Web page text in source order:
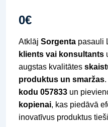
0€
Atklāj Sorgenta pasauli
klients vai konsultants
augstas kvalitātes
produktus un smaržas
kodu 057833 un
kopienai, kas piedāvā
inovatīvus produktus